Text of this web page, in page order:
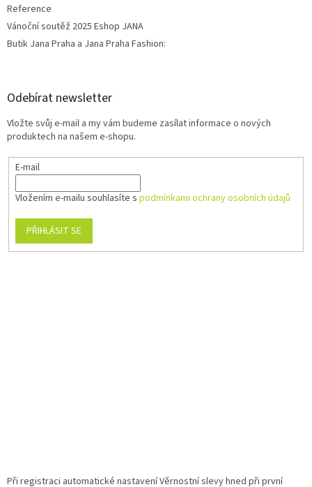
Reference
Vánoční soutěž 2025 Eshop JANA
Butik Jana Praha a Jana Praha Fashion:
Odebírat newsletter
Vložte svůj e-mail a my vám budeme zasílat informace o nových
produktech na našem e-shopu.
E-mail
Vložením e-mailu souhlasíte s podmínkami ochrany osobních údajů
PŘIHLÁSIT SE
Při registraci automatické nastavení Věrnostní slevy hned při první